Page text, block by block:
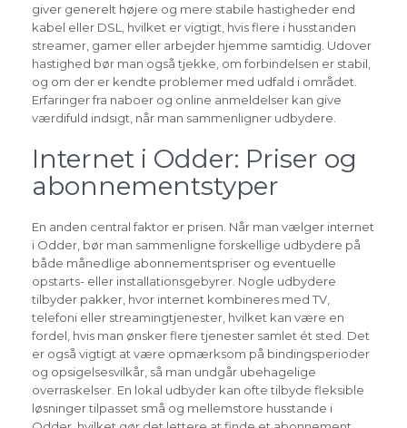
giver generelt højere og mere stabile hastigheder end
kabel eller DSL, hvilket er vigtigt, hvis flere i husstanden
streamer, gamer eller arbejder hjemme samtidig. Udover
hastighed bør man også tjekke, om forbindelsen er stabil,
og om der er kendte problemer med udfald i området.
Erfaringer fra naboer og online anmeldelser kan give
værdifuld indsigt, når man sammenligner udbydere.
Internet i Odder: Priser og
abonnementstyper
En anden central faktor er prisen. Når man vælger internet
i Odder, bør man sammenligne forskellige udbydere på
både månedlige abonnementspriser og eventuelle
opstarts- eller installationsgebyrer. Nogle udbydere
tilbyder pakker, hvor internet kombineres med TV,
telefoni eller streamingtjenester, hvilket kan være en
fordel, hvis man ønsker flere tjenester samlet ét sted. Det
er også vigtigt at være opmærksom på bindingsperioder
og opsigelsesvilkår, så man undgår ubehagelige
overraskelser. En lokal udbyder kan ofte tilbyde fleksible
løsninger tilpasset små og mellemstore husstande i